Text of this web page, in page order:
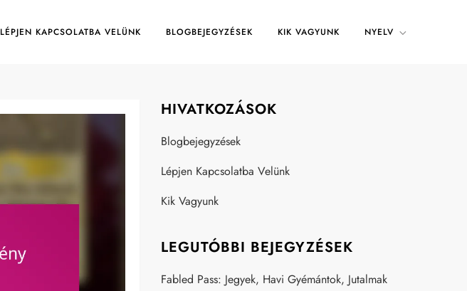
LÉPJEN KAPCSOLATBA VELÜNK BLOGBEJEGYZÉSEK KIK VAGYUNK NYELV
HIVATKOZÁSOK
Blogbejegyzések
Lépjen Kapcsolatba Velünk
Kik Vagyunk
LEGUTÓBBI BEJEGYZÉSEK
Fabled Pass: Jegyek, Havi Gyémántok, Jutalmak